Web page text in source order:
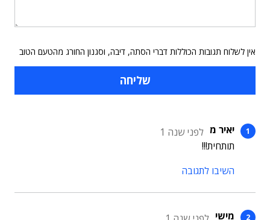
אין לשלוח תגובות הכוללות דברי הסתה, דיבה, וסגנון החורג מהטעם הטוב
יאיר מ לפני שנה 1
תותחית!!!
השיבו לתגובה
מישי